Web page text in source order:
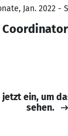
Jan. 2022 -
jetzt ein, um
sehen.